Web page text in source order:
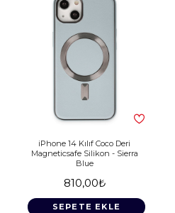
iPhone 14 Kılıf Coco Deri
Magneticsafe Silikon - Sierra
Blue
810,00₺
SEPETE EKLE